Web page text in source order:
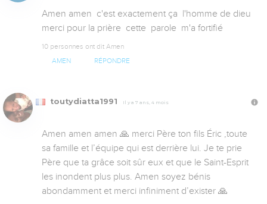
Amen amen  c'est exactement ça  l'homme de dieu
merci pour la prière  cette  parole  m'a fortifié
10 personnes ont dit Amen
AMEN RÉPONDRE
toutydiatta1991 Il y a 7 ans, 4 mois
Amen amen amen 🙏 merci Père ton fils Éric ,toute
sa famille et l’équipe qui est derrière lui. Je te prie
Père que ta grâce soit sûr eux et que le Saint-Esprit
les inondent plus plus. Amen soyez bénis
abondamment et merci infiniment d’exister 🙏